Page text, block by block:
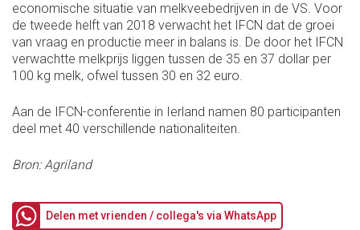
economische situatie van melkveebedrijven in de VS. Voor
de tweede helft van 2018 verwacht het IFCN dat de groei
van vraag en productie meer in balans is. De door het IFCN
verwachtte melkprijs liggen tussen de 35 en 37 dollar per
100 kg melk, ofwel tussen 30 en 32 euro.
Aan de IFCN-conferentie in Ierland namen 80 participanten
deel met 40 verschillende nationaliteiten.
Bron: Agriland
Delen met vrienden / collega's via WhatsApp